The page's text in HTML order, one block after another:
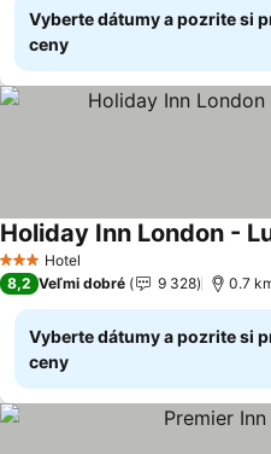
Vyberte dátumy a pozrite si
ceny
3 Počet hviezdičiek
Hotel
Holiday Inn London -
8,2 Veľmi dobré 9 328 0.7
Vyberte dátumy a pozrite si
ceny